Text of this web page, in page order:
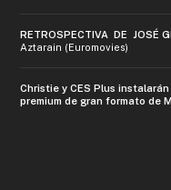
RETROSPECTIVA DE JOSÉ
Aztarain (Euromovies)
Christie y CES Plus
premium de gran formato de